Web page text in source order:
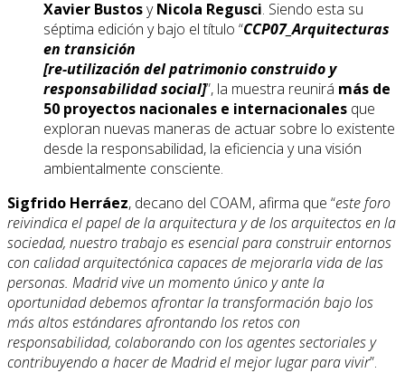
Xavier BustosyNicola Regusci. Siendo esta su
séptima edición y bajo el título “CCP07_Arquitecturas
en transición
[re-utilización del patrimonio construido y
responsabilidad social]”, la muestra reunirá más de
50 proyectos nacionales e internacionales que
exploran nuevas maneras de actuar sobre lo existente
desde la responsabilidad, la eficiencia y una visión
ambientalmente consciente.
Sigfrido Herráez, decano del COAM, afirma que “este foro
reivindica el papel de la arquitectura y de los arquitectos en la
sociedad, nuestro trabajo es esencial para construir entornos
con calidad arquitectónica capaces de mejorarla vida de las
personas. Madrid vive un momento único y ante la
oportunidad debemos afrontar la transformación bajo los
más altos estándares afrontando los retos con
responsabilidad, colaborando con los agentes sectoriales y
contribuyendo a hacer de Madrid el mejor lugar para vivir”.